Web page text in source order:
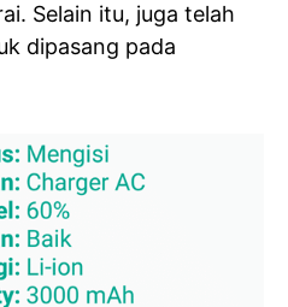
Selain itu, juga telah
dipasang pada